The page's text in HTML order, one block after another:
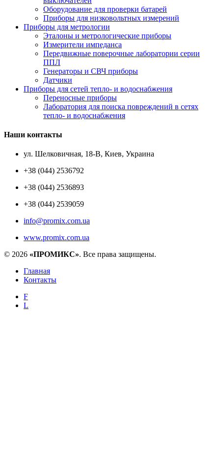
Оборудование для проверки батарей
Приборы для низковольтных измерений
Приборы для метрологии
Эталоны и метрологические приборы
Измерители импеданса
Передвижные поверочные лаборатории серии
ППЛ
Генераторы и СВЧ приборы
Датчики
Приборы для сетей тепло- и водоснабжения
Переносные приборы
Лаборатория для поиска повреждений в сетях
тепло- и водоснабжения
Наши контакты
ул. Шелковичная, 18-В, Киев, Украина
+38 (044) 2536792
+38 (044) 2536893
+38 (044) 2539059
info@promix.com.ua
www.promix.com.ua
© 2026 «ПРОМИКС». Все права защищены.
Главная
Контакты
F
L